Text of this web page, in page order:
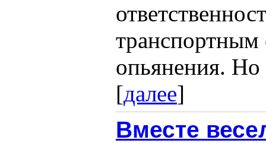
транспортным
опьянения. Но
[далее]
Вместе